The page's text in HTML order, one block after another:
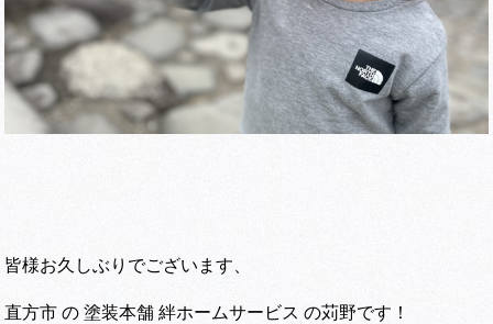
皆様お久しぶりでございます、
直方市 の 塗装本舗 絆ホームサービス の苅野です！